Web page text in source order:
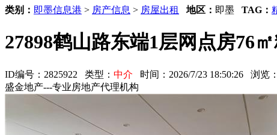
类别： 即墨信息港 > 房产信息 > 房屋出租 地区： 即墨 TAG：
27898鹤山路东端1层网点房76
ID编号：2825922 类型： 中介 时间：2026/7/23 18:50:26 浏览
盛金地产---专业房地产代理机构